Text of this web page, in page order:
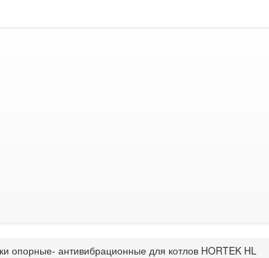
опорные- антивибрационные для котлов HORTEK HL